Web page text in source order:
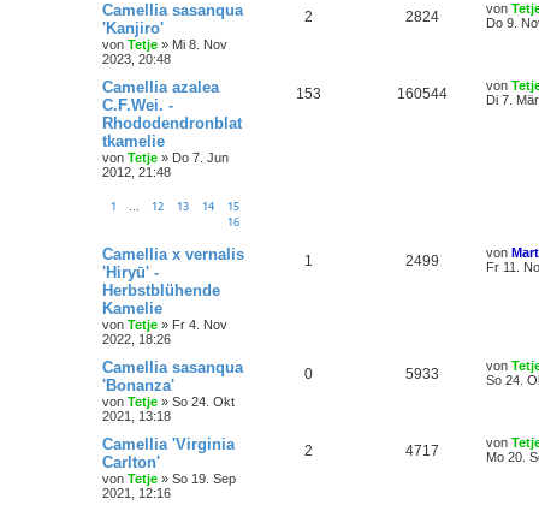
Camellia sasanqua
'Kanjiro'
von Tetje » Mi 8. Nov
2023, 20:48
2 2824 von
Do 9.
Camellia azalea
C.F.Wei. -
Rhododendronblat
tkamelie
von Tetje » Do 7. Jun
2012, 21:48
1 … 12 13 14
15
16
153 160544 von
Di 7.
Camellia x vernalis
'Hiryū' -
Herbstblühende
Kamelie
von Tetje » Fr 4. Nov
2022, 18:26
1 2499 von
Fr 11.
Camellia sasanqua
'Bonanza'
von Tetje » So 24. Okt
2021, 13:18
0 5933 von
So 24.
Camellia 'Virginia
Carlton'
von Tetje » So 19. Sep
2021, 12:16
2 4717 von
Mo 20.